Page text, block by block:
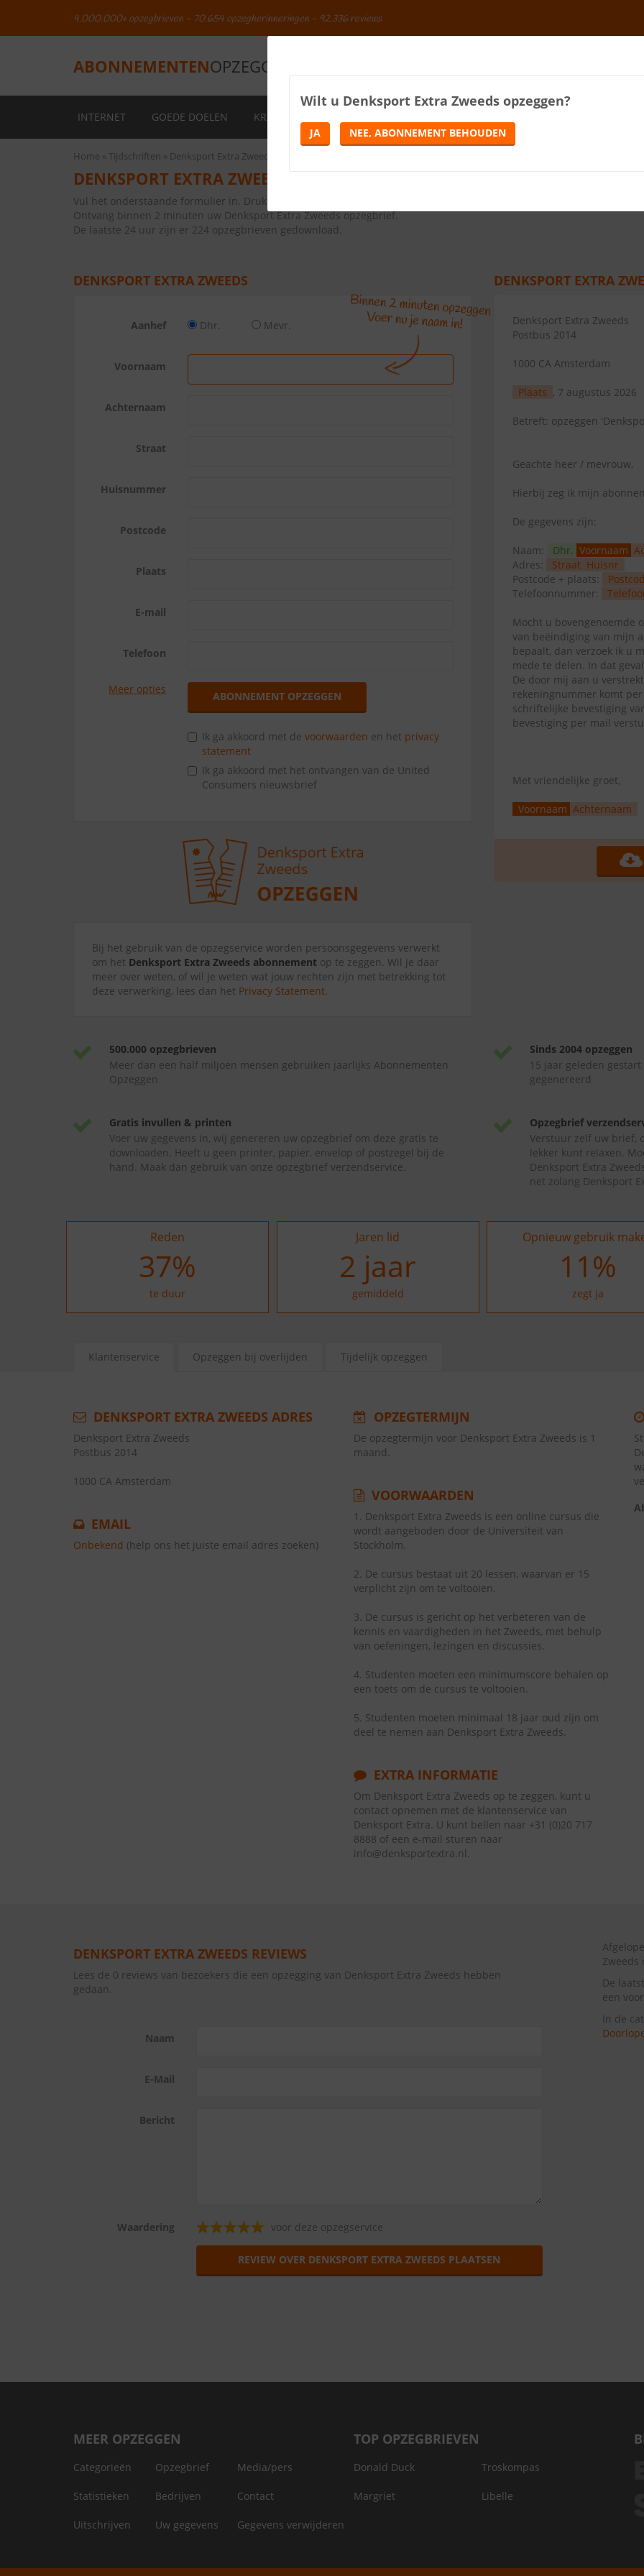
4.000.000+ opzegbrieven - 70.654 opzegherinneringen - 92.336 reviews
ABONNEMENTENOPZEGGEN.NL
INTERNET GOEDE DOELEN KRANTEN
Home Tijdschriften Denksport Extra Zweeds
DENKSPORT EXTRA ZWEEDS OPZEGGEN
Vul het onderstaande formulier in. Druk vervolgens op de knop Abonnement opzeggen.
Ontvang binnen 2 minuten uw Denksport Extra Zweeds opzegbrief.
De laatste 24 uur zijn er 224 opzegbrieven gedownload.
DENKSPORT EXTRA ZWEEDS
Aanhef Dhr. Mevr.
Voornaam
Achternaam
Straat
Huisnummer
Postcode
Plaats
E-mail
Telefoon
Meer opties
ABONNEMENT OPZEGGEN
Ik ga akkoord met devoorwaarden en het privacy
statement
Ik ga akkoord met het ontvangen van de United
Consumers nieuwsbrief
Bij het gebruik van de opzegservice worden persoonsgegevens verwerkt
om het Denksport Extra Zweeds abonnement op te zeggen. Wil je daar
meer over weten, of wil je weten wat jouw rechten zijn met betrekking tot
deze verwerking, lees dan het Privacy Statement.
DENKSPORT EXTRA
Denksport Extra Zweeds
Postbus 2014
1000 CA Amsterdam
Plaats , 7 augustus 2026
Betreft: opzeggen
Geachte heer / mevrouw,
Hierbij zeg ik mijn
De gegevens zijn:
Naam: Dhr. Voornaam
Adres:
Straat Huisnr
Postcode + plaats:
Telefoonnummer:
Mocht u bovengenoemde
van beëindiging van mijn
bepaalt, dan verzoek ik u
mede te delen. In dat
De door mij aan u
rekeningnummer komt
schriftelijke bevestiging
bevestiging per mail
Met vriendelijke groet,
Voornaam Achternaam
500.000 opzegbrieven
Meer dan een half miljoen mensen gebruiken jaarlijks Abonnementen
Opzeggen
Sinds 2004 opzeggen
15 jaar geleden
gegenereerd
Gratis invullen & printen
Voer uw gegevens in, wij genereren uw opzegbrief om deze gratis te
downloaden. Heeft u geen printer, papier, envelop of postzegel bij de
hand. Maak dan gebruik van onze opzegbrief verzendservice.
Opzegbrief
Verstuur zelf uw brief,
lekker kunt relaxen.
Denksport Extra
net zolang Denksport
Reden
37%
te duur
Jaren lid
2 jaar
gemiddeld
Opnieuw gebruik
16%
zegt ja
Klantenservice Opzeggen bij overlijden Tijdelijk opzeggen
DENKSPORT EXTRA ZWEEDS ADRES
Denksport Extra Zweeds
Postbus 2014
1000 CA Amsterdam
EMAIL
Onbekend (help ons het juiste email adres zoeken)
OPZEGTERMIJN
De opzegtermijn voor Denksport Extra Zweeds is 1
maand.
VOORWAARDEN
1. Denksport Extra Zweeds is een online cursus die
wordt aangeboden door de Universiteit van
Stockholm.
2. De cursus bestaat uit 20 lessen, waarvan er 15
verplicht zijn om te voltooien.
3. De cursus is gericht op het verbeteren van de
kennis en vaardigheden in het Zweeds, met behulp
van oefeningen, lezingen en discussies.
4. Studenten moeten een minimumscore behalen op
een toets om de cursus te voltooien.
5. Studenten moeten minimaal 18 jaar oud zijn om
deel te nemen aan Denksport Extra Zweeds.
EXTRA INFORMATIE
Om Denksport Extra Zweeds op te zeggen, kunt u
contact opnemen met de klantenservice van
Denksport Extra. U kunt bellen naar +31 (0)20 717
8888 of een e-mail sturen naar
info@denksportextra.nl.
DENKSPORT EXTRA ZWEEDS REVIEWS
Lees de 0 reviews van bezoekers die een opzegging van Denksport Extra Zweeds hebben
gedaan.
Naam
E-Mail
Bericht
Waardering voor deze opzegservice
REVIEW OVER DENKSPORT EXTRA ZWEEDS PLAATSEN
Zweeds
De
een
In de
MEER OPZEGGEN
Categorieën Opzegbrief Media/pers
Statistieken Bedrijven Contact
Uitschrijven Uw gegevens Gegevens verwijderen
TOP OPZEGBRIEVEN
Donald Duck Troskompas
Margriet Libelle
Wilt u Denksport Extra Zweeds opzeggen?
JA NEE, ABONNEMENT BEHOUDEN